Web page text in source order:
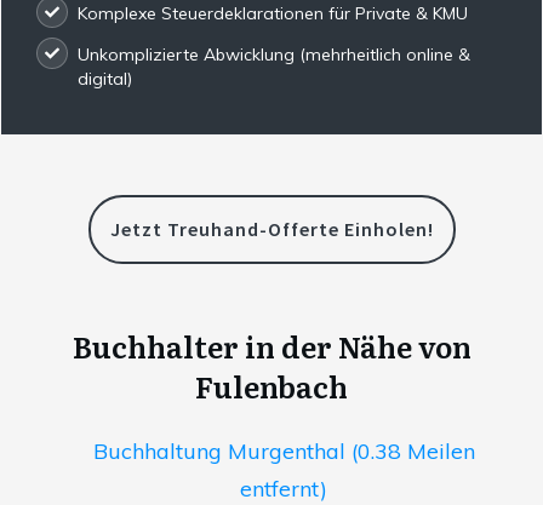
Komplexe Steuerdeklarationen für Private & KMU
Unkomplizierte Abwicklung (mehrheitlich online &
digital)
Jetzt Treuhand-Offerte Einholen!
Buchhalter in der Nähe von
Fulenbach
Buchhaltung Murgenthal (0.38 Meilen
entfernt)